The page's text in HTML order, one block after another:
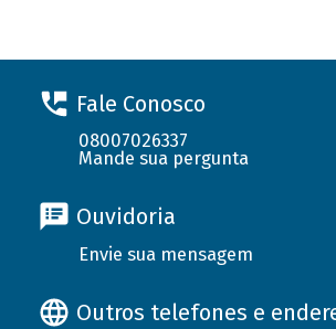
Fale Conosco
08007026337
Mande sua pergunta
Ouvidoria
Envie sua mensagem
Outros telefones e